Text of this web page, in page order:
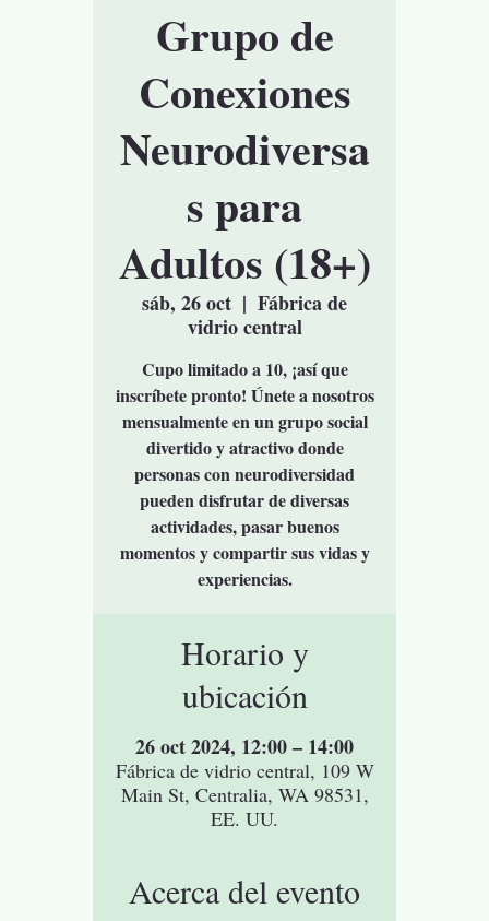
Grupo de
Conexiones
Neurodiversa
s para
Adultos (18+)
sáb, 26 oct
  |
Fábrica de
vidrio central
Cupo limitado a 10, ¡así que
inscríbete pronto! Únete a nosotros
mensualmente en un grupo social
divertido y atractivo donde
personas con neurodiversidad
pueden disfrutar de diversas
actividades, pasar buenos
momentos y compartir sus vidas y
experiencias.
Horario y
ubicación
26 oct 2024, 12:00 – 14:00
Fábrica de vidrio central, 109 W
Main St, Centralia, WA 98531,
EE. UU.
Acerca del evento